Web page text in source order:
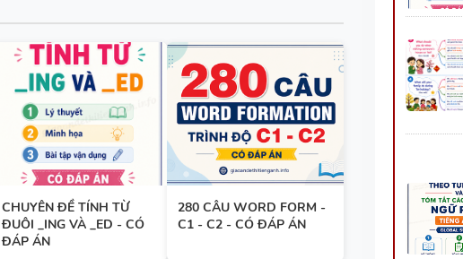
TỪNG UNIT VÀ CÁC CHUYÊN ĐỀ
NGỮ PHÁP - TIẾNG ANH 9 - GLOBAL
SUCCESS - ÔN VÀO 10
BÀI TẬP SẮP XẾP TỪ THÀNH CÂU
VÀ ĐIỀN TỪ VÀO CHỖ TRỐNG -
TIẾNG ANH 7 - HỌC KỲ 1 - GLOBAL
SUCCESS - CÓ ĐÁP ÁN
CHUYÊN ĐỀ TÍNH TỪ
ĐUÔI _ING VÀ _ED - CÓ
ĐÁP ÁN
280 CÂU WORD FORM -
C1 - C2 - CÓ ĐÁP ÁN